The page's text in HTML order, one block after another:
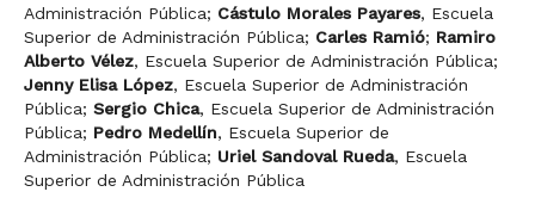
Administración Pública; Cástulo Morales Payares, Escuela
Superior de Administración Pública; Carles Ramió; Ramiro
Alberto Vélez, Escuela Superior de Administración Pública;
Jenny Elisa López, Escuela Superior de Administración
Pública; Sergio Chica, Escuela Superior de Administración
Pública; Pedro Medellín, Escuela Superior de
Administración Pública; Uriel Sandoval Rueda, Escuela
Superior de Administración Pública